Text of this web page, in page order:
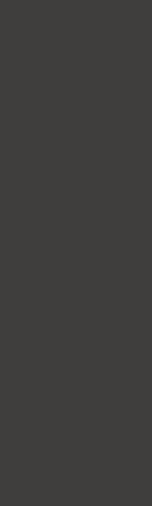
heb
tegelijk
wat
vraag: welke
heeft u niet
steekt in